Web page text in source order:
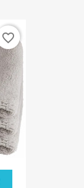
favorite_border